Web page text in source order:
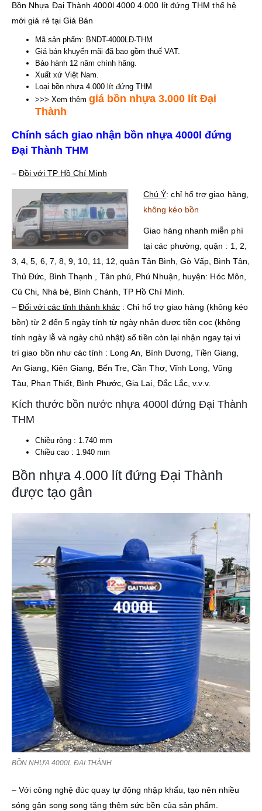
Bồn Nhựa Đại Thành 4000l 4000 4.000 lít đứng THM thế hệ
mới giá rẻ tại Giá Bán
Mã sản phẩm: BNDT-4000LĐ-THM
Giá bán khuyến mãi đã bao gồm thuế VAT.
Bảo hành 12 năm chính hãng.
Xuất xứ Việt Nam.
Loại bồn nhựa 4.000 lít đứng THM
>>> Xem thêm giá bồn nhựa 3.000 lít Đại
Thành
Chính sách giao nhận bồn nhựa 4000l đứng
Đại Thành THM
–Đồi với TP Hồ Chí Minh
Chú Ý: chỉ hổ trợ giao hàng,
không kéo bồn
Giao hàng nhanh miễn phí
tại các phường, quận : 1, 2,
3, 4, 5, 6, 7, 8, 9, 10, 11, 12, quận Tân Bình, Gò Vấp, Bình Tân,
Thủ Đức, Bình Thạnh , Tân phú, Phú Nhuận, huyện: Hóc Môn,
Củ Chi, Nhà bè, Bình Chánh, TP Hồ Chí Minh.
–Đối với các tỉnh thành khác : Chỉ hổ trợ giao hàng (không kéo
bồn) từ 2 đến 5 ngày tính từ ngày nhận được tiền cọc (không
tính ngày lễ và ngày chủ nhật) số tiền còn lại nhận ngay tại vi
trí giao bồn như các tỉnh : Long An, Bình Dương, Tiền Giang,
An Giang, Kiên Giang, Bến Tre, Cần Thơ, Vĩnh Long, Vũng
Tàu, Phan Thiết, Bình Phước, Gia Lai, Đắc Lắc, v.v.v.
Kích thước bồn nước nhựa 4000l đứng Đại Thành
THM
Chiều rộng : 1.740 mm
Chiều cao : 1.940 mm
Bồn nhựa 4.000 lít đứng Đại Thành
được tạo gân
BỒN NHỰA 4000L ĐẠI THÀNH
– Với công nghệ đúc quay tự động nhập khẩu, tạo nên nhiều
sóng gân song song tăng thêm sức bền của sản phẩm.